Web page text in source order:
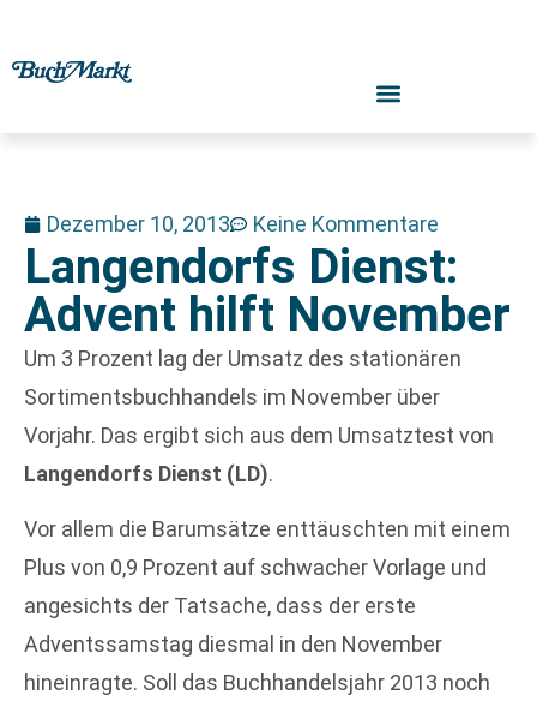
Dezember 10, 2013 Keine Kommentare
Langendorfs Dienst:
Advent hilft November
Um 3 Prozent lag der Umsatz des stationären
Sortimentsbuchhandels im November über
Vorjahr. Das ergibt sich aus dem Umsatztest von
Langendorfs Dienst (LD).
Vor allem die Barumsätze enttäuschten mit einem
Plus von 0,9 Prozent auf schwacher Vorlage und
angesichts der Tatsache, dass der erste
Adventssamstag diesmal in den November
hineinragte. Soll das Buchhandelsjahr 2013 noch